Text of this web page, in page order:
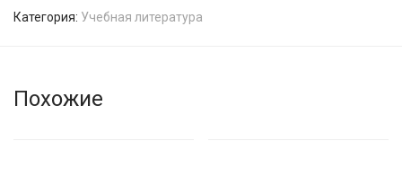
Категория: Учебная литература
Похожие